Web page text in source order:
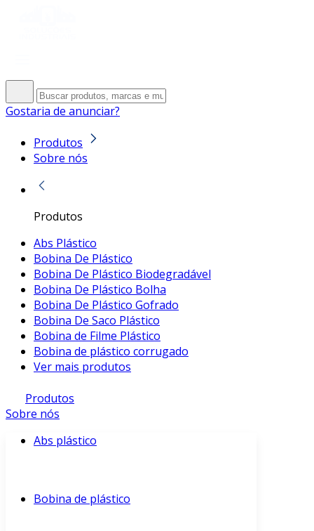
Gostaria de anunciar?
Produtos
Sobre nós
Produtos
Abs Plástico
Bobina De Plástico
Bobina De Plástico Biodegradável
Bobina De Plástico Bolha
Bobina De Plástico Gofrado
Bobina De Saco Plástico
Bobina de Filme Plástico
Bobina de plástico corrugado
Ver mais produtos
Produtos
Sobre nós
Abs plástico
Bobina de plástico